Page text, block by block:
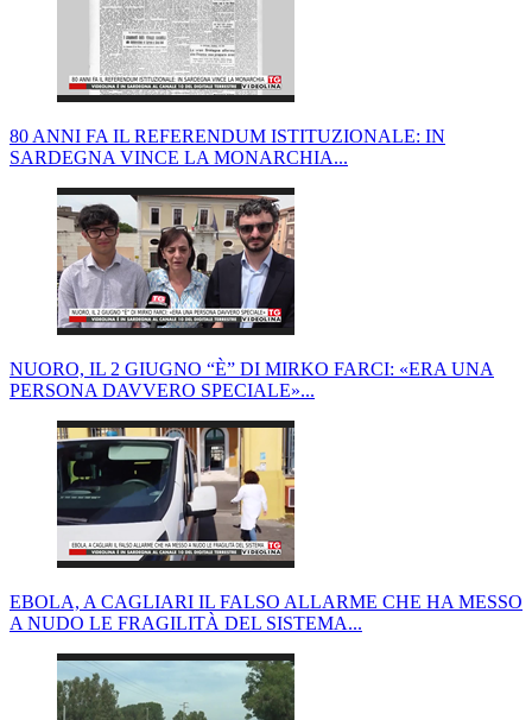
80 ANNI FA IL REFERENDUM ISTITUZIONALE: IN
SARDEGNA VINCE LA MONARCHIA...
NUORO, IL 2 GIUGNO “È” DI MIRKO FARCI: «ERA UNA
PERSONA DAVVERO SPECIALE»...
EBOLA, A CAGLIARI IL FALSO ALLARME CHE HA MESSO
A NUDO LE FRAGILITÀ DEL SISTEMA...